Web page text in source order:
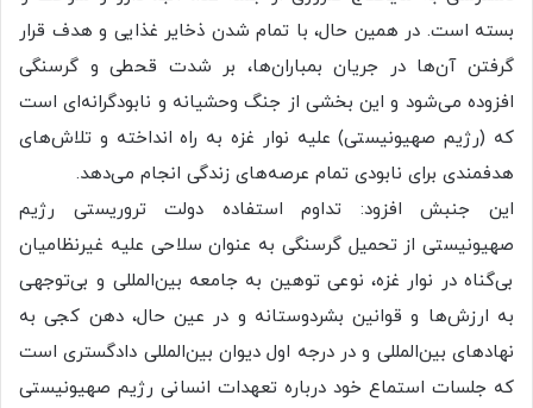
بسته است. در همین حال، با تمام شدن ذخایر غذایی و هدف قرار
گرفتن آن‌ها در جریان بمباران‌ها، بر شدت قحطی و گرسنگی
افزوده می‌شود و این بخشی از جنگ وحشیانه و نابودگرانه‌ای است
که (رژیم صهیونیستی) علیه نوار غزه به راه انداخته و تلاش‌های
هدفمندی برای نابودی تمام عرصه‌های زندگی انجام می‌دهد.
این جنبش افزود: تداوم استفاده دولت تروریستی رژیم
صهیونیستی از تحمیل گرسنگی به عنوان سلاحی علیه غیرنظامیان
بی‌گناه در نوار غزه، نوعی توهین به جامعه بین‌المللی و بی‌توجهی
به ارزش‌ها و قوانین بشردوستانه و در عین حال، دهن کجی به
نهادهای بین‌المللی و در درجه اول دیوان بین‌المللی دادگستری است
که جلسات استماع خود درباره تعهدات انسانی رژیم صهیونیستی